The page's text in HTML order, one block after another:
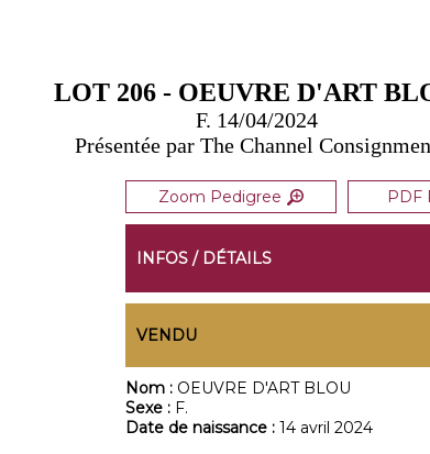
LOT 206 - OEUVRE D'ART
F. 14/04/2024
Présentée par The Channel
Zoom Pedigree PDF
INFOS / DÉTAILS
VENDU
Nom : OEUVRE D'ART BLOU
Sexe : F.
Date de naissance : 14 avril 2024